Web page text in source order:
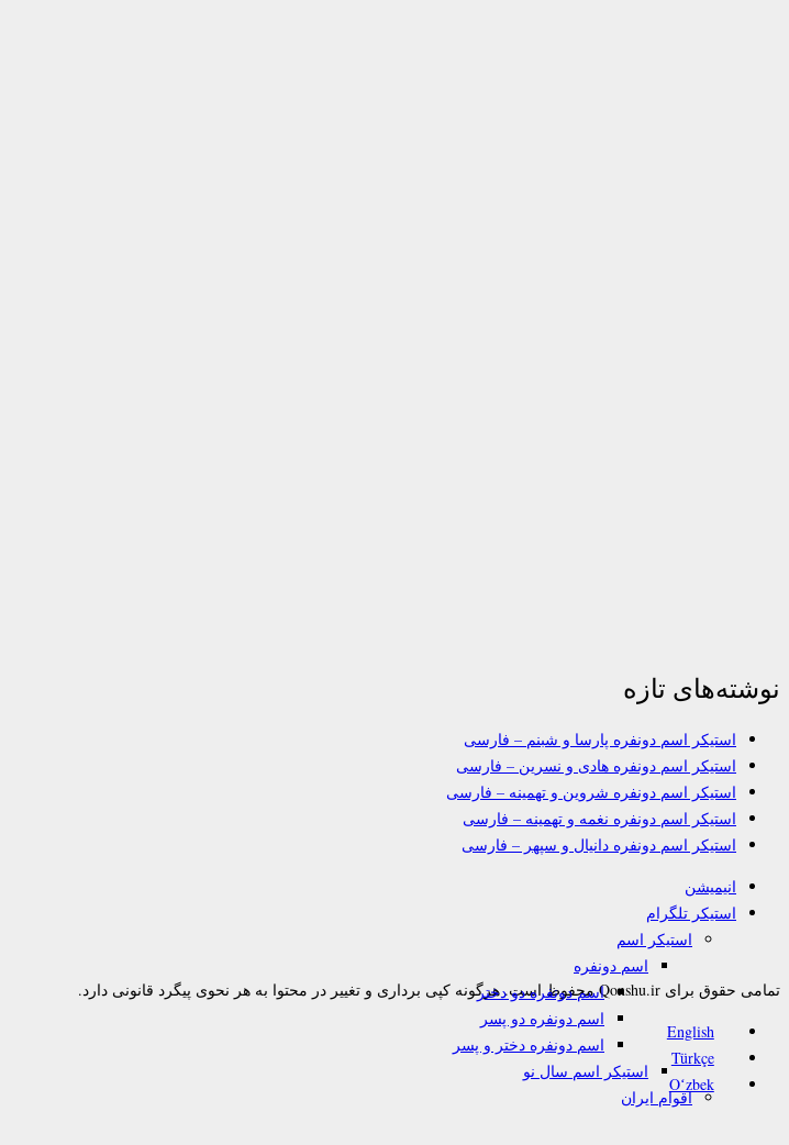
نوشته‌های تازه
استیکر اسم دونفره پارسا و شبنم – فارسی
استیکر اسم دونفره هادی و نسرین – فارسی
استیکر اسم دونفره شروین و تهمینه – فارسی
استیکر اسم دونفره نغمه و تهمینه – فارسی
استیکر اسم دونفره دانیال و سپهر – فارسی
انیمیشن
استیکر تلگرام
استیکر اسم
اسم دونفره
اسم دونفره دو دختر
اسم دونفره دو پسر
اسم دونفره دختر و پسر
استیکر اسم سال نو
اقوام ایران
تمامی حقوق برای Qonshu.ir محفوظ است. هرگونه کپی برداری و تغییر در محتوا به هر نحوی پیگرد قانونی دارد.
English
Türkçe
Oʻzbek